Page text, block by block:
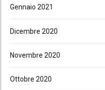
Gennaio 2021
Dicembre 2020
Novembre 2020
Ottobre 2020